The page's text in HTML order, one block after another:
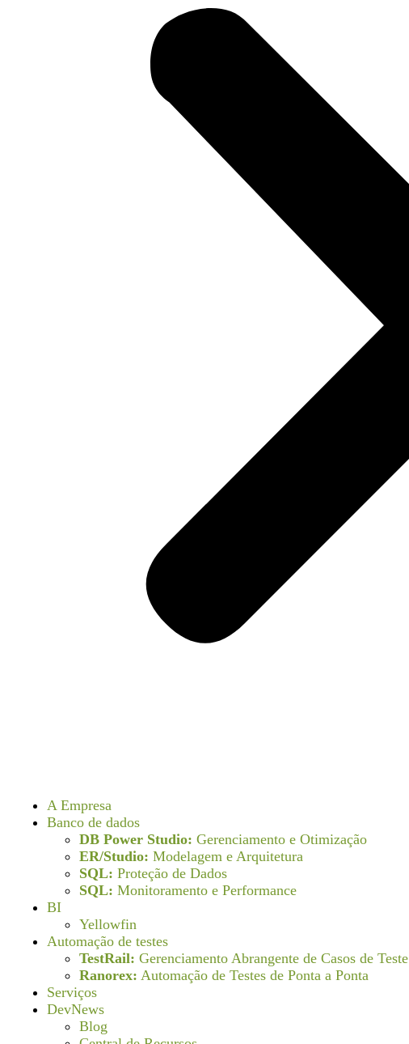
A Empresa
Banco de dados
DB Power Studio: Gerenciamento e Otimização
ER/Studio: Modelagem e Arquitetura
SQL: Proteção de Dados
SQL: Monitoramento e Performance
BI
Yellowfin
Automação de testes
TestRail: Gerenciamento Abrangente de Casos de Teste
Ranorex: Automação de Testes de Ponta a Ponta
Serviços
DevNews
Blog